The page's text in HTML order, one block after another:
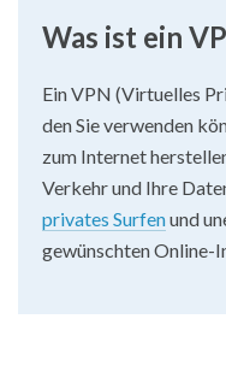
Was ist ein
Ein VPN (Virtuelles
den Sie verwenden
zum Internet
Verkehr und Ihre
privates Surfenund
gewünschten Online-